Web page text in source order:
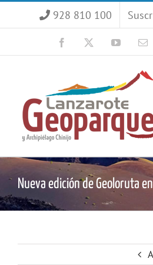
928 810 100
Facebook YouTube
Nueva edición de Geoloruta